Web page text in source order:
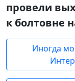
провели
к болтовне
Иногда